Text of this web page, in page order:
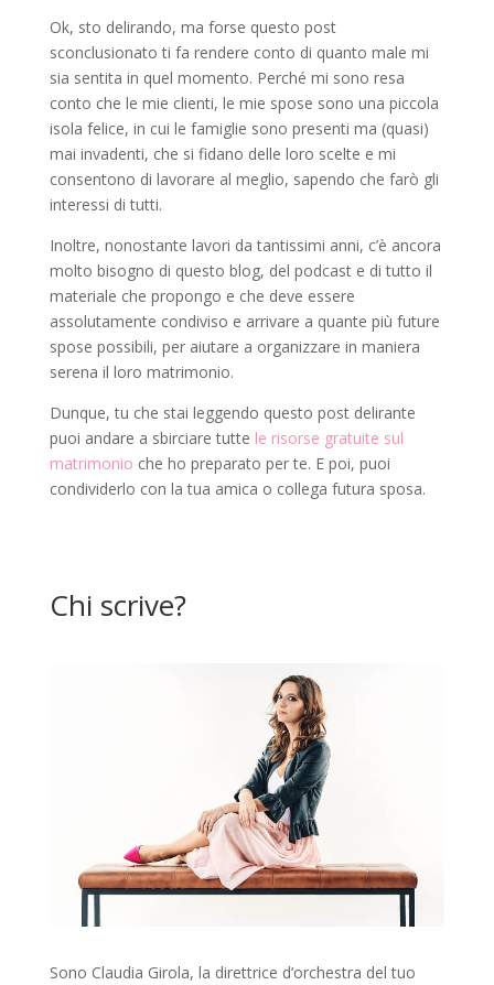
Ok, sto delirando, ma forse questo post
sconclusionato ti fa rendere conto di quanto male mi
sia sentita in quel momento. Perché mi sono resa
conto che le mie clienti, le mie spose sono una piccola
isola felice, in cui le famiglie sono presenti ma (quasi)
mai invadenti, che si fidano delle loro scelte e mi
consentono di lavorare al meglio, sapendo che farò gli
interessi di tutti.
Inoltre, nonostante lavori da tantissimi anni, c’è ancora
molto bisogno di questo blog, del podcast e di tutto il
materiale che propongo e che deve essere
assolutamente condiviso e arrivare a quante più future
spose possibili, per aiutare a organizzare in maniera
serena il loro matrimonio.
Dunque, tu che stai leggendo questo post delirante
puoi andare a sbirciare tutte le risorse gratuite sul
matrimonio che ho preparato per te. E poi, puoi
condividerlo con la tua amica o collega futura sposa.
Chi scrive?
Sono Claudia Girola, la direttrice d’orchestra del tuo